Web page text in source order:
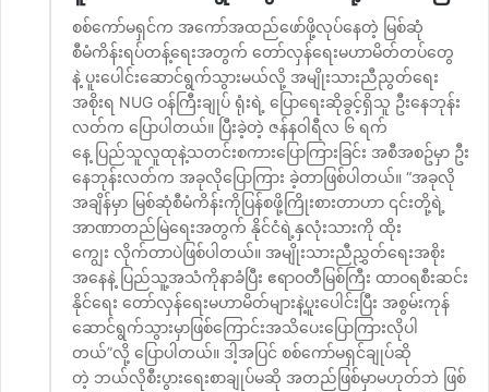
စစ်ကော်မရှင်က အကော်အထည်ဖော်ဖို့လုပ်နေတဲ့ မြစ်ဆုံ
စီမံကိန်းရပ်တန့်ရေးအတွက် တော်လှန်ရေးမဟာမိတ်တပ်တွေ
နဲ့ ပူးပေါင်းဆောင်ရွက်သွားမယ်လို့ အမျိုးသားညီညွတ်‌ရေး
အစိုးရ NUG ဝန်ကြီးချုပ် ရုံးရဲ့ ပြောရေးဆိုခွင့်ရှိသူ ဦးနေဘုန်း
လတ်က ပြောပါတယ်။ ပြီးခဲ့တဲ့ ဇန်နဝါရီလ ၆ ရက်
နေ့ ပြည်သူလူထုနဲ့သတင်းစကားပြောကြားခြင်း အစီအစဥ်မှာ ဦး
နေဘုန်းလတ်က အခုလိုပြောကြား ခဲ့တာဖြစ်ပါတယ်။ “အခုလို
အချိန်မှာ မြစ်ဆုံစီမံကိန်းကိုပြန်စဖို့ကြိုးစားတာဟာ ၎င်းတို့ရဲ့
အာဏာတည်မြဲရေးအတွက် နိုင်ငံရဲ့နှလုံးသားကို ထိုး
ကျွေး လိုက်တာပဲဖြစ်ပါတယ်။ အမျိုးသားညီညွှတ်ရေးအစိုး
အနေနဲ့ ပြည်သူ့အသံကိုနာခံပြီး ဧရာဝတီမြစ်ကြီး ထာဝရစီးဆင်း
နိုင်ရေး တော်လှန်ရေးမဟာမိတ်များနဲ့ပူးပေါင်းပြီး အစွမ်းကုန်
ဆောင်ရွက်သွားမှာဖြစ်ကြောင်းအသိပေးပြောကြားလိုပါ
တယ်”လို့ ပြောပါတယ်။ ဒါ့အပြင် စစ်ကော်မရှင်ချုပ်ဆို
တဲ့ ဘယ်လိုစီးပွားရေးစာချုပ်မဆို အတည်ဖြစ်မှာမဟုတ်ဘဲ ဖြစ်